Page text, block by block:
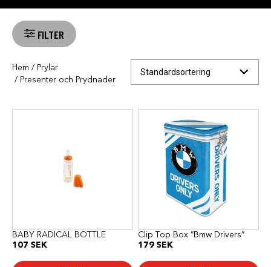
FILTER
Hem / Prylar
/ Presenter och Prydnader
BABY RADICAL BOTTLE
107 SEK
Clip Top Box ”Bmw Drivers”
179 SEK